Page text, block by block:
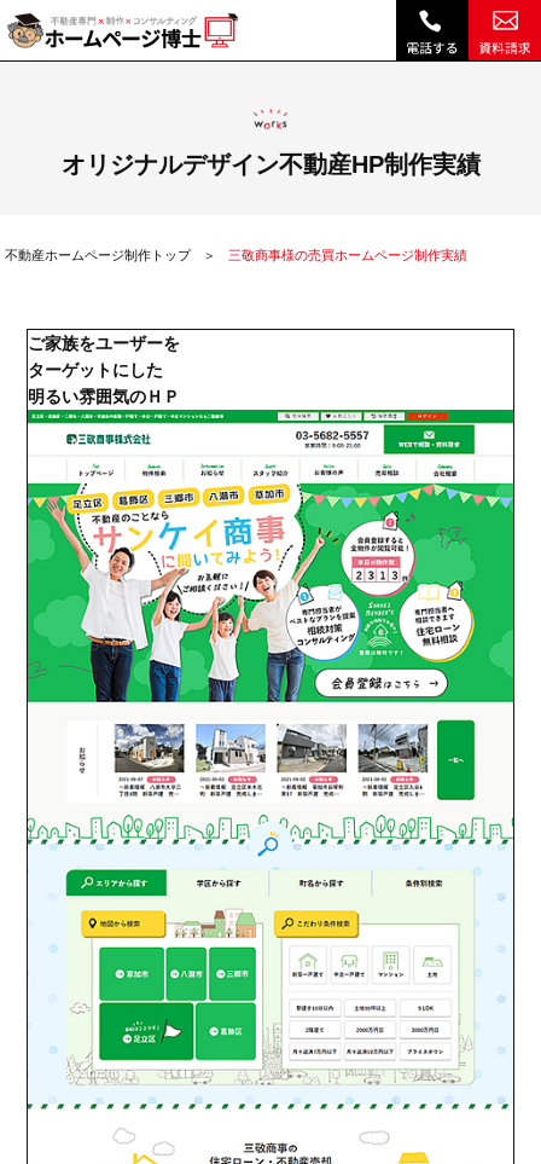
オリジナルデザイン不動産HP制作実績
不動産ホームページ制作トップ 三敬商事様の売買ホームページ制作実績
ご家族をユーザーを
ターゲットにした
明るい雰囲気のＨＰ